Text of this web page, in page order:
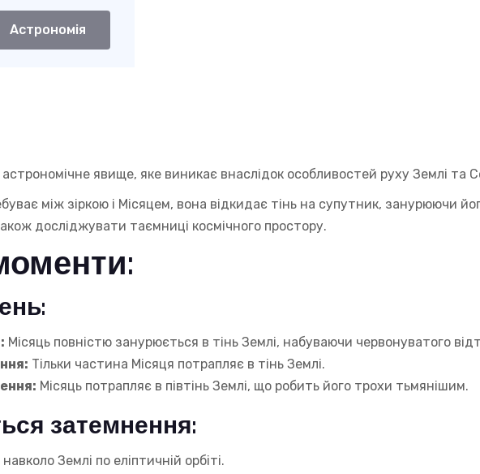
Астрономія
явище, яке виникає внаслідок особливостей руху Землі та
між зіркою і Місяцем, вона відкидає тінь на супутник, занурюючи
досліджувати таємниці космічного простору.
Місяць повністю занурюється в тінь Землі, набуваючи червонуватого
Тільки частина Місяця потрапляє в тінь Землі.
Місяць потрапляє в півтінь Землі, що робить його трохи тьмянішим.
затемнення:
Землі по еліптичній орбіті.